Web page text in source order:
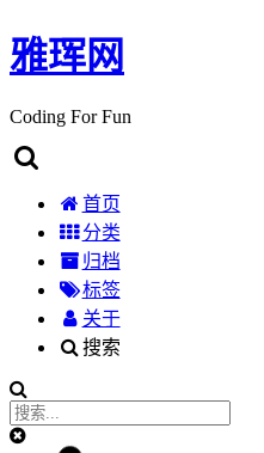
雅珲网
Coding For Fun
首页
分类
归档
标签
关于
搜索